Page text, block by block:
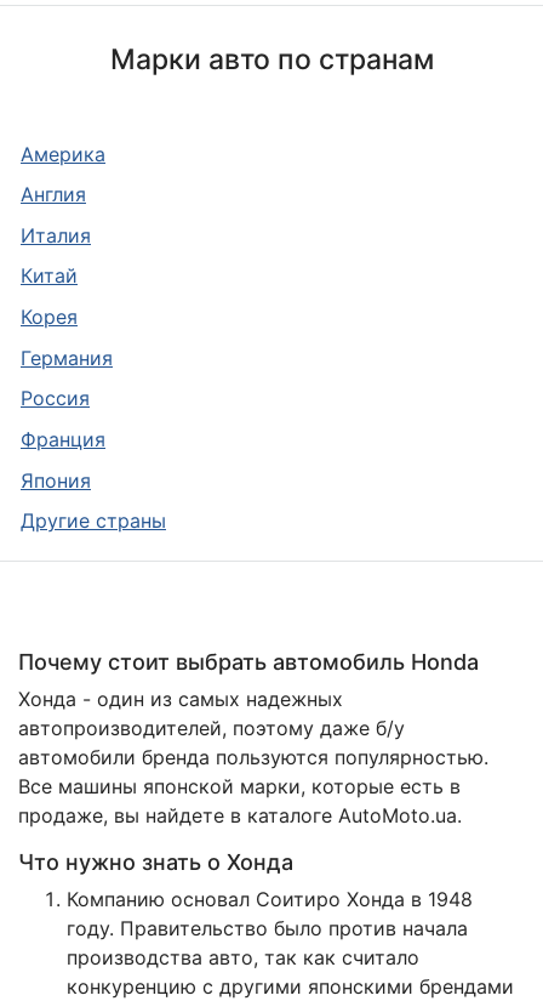
Марки авто по странам
Америка
Англия
Италия
Китай
Корея
Германия
Россия
Франция
Япония
Другие страны
Почему стоит выбрать автомобиль Honda
Хонда - один из самых надежных
автопроизводителей, поэтому даже б/у
автомобили бренда пользуются популярностью.
Все машины японской марки, которые есть в
продаже, вы найдете в каталоге AutoMoto.ua.
Что нужно знать о Хонда
Компанию основал Соитиро Хонда в 1948
году. Правительство было против начала
производства авто, так как считало
конкуренцию с другими японскими брендами